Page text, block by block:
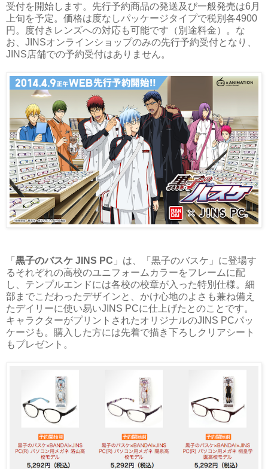
受付を開始します。先行予約商品の発送及び一般発売は6月
上旬を予定。価格は度なしパッケージタイプで税別各4900
円。度付きレンズへの対応も可能です（別途料金）。な
お、JINSオンラインショップのみの先行予約受付となり、
JINS店舗での予約受付はありません。
「 黒子のバスケ JINS PC 」は、「黒子のバスケ」に登場す
るそれぞれの高校のユニフォームカラーをフレームに配
し、テンプルエンドには各校の校章が入った特別仕様。細
部までこだわったデザインと、かけ心地のよさも兼ね備え
たデイリーに使い易いJINS PCに仕上げたとのことです。
キャラクターがプリントされたオリジナルのJINS PCパッ
ケージも。購入した方には先着で描き下ろしクリアシート
もプレゼント。